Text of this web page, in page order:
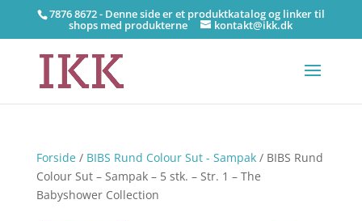
7876 8672 - Denne side er et produktkatalog og linker til
shops med produkterne kontakt@ikk.dk
Forside/ BIBS Rund Colour Sut - Sampak/ BIBS Rund
Colour Sut – Sampak – 5 stk. – Str. 1 – The
Babyshower Collection